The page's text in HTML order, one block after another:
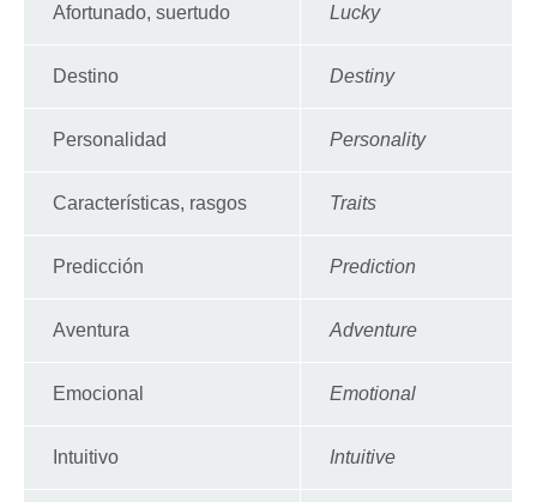
Afortunado, suertudo Lucky
Destino Destiny
Personalidad Personality
Características, rasgos Traits
Predicción Prediction
Aventura Adventure
Emocional Emotional
Intuitivo Intuitive